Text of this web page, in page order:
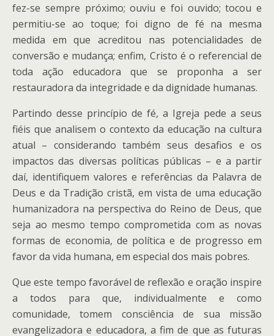
fez-se sempre próximo; ouviu e foi ouvido; tocou e
permitiu-se ao toque; foi digno de fé na mesma
medida em que acreditou nas potencialidades de
conversão e mudança; enfim, Cristo é o referencial de
toda ação educadora que se proponha a ser
restauradora da integridade e da dignidade humanas.
Partindo desse princípio de fé, a Igreja pede a seus
fiéis que analisem o contexto da educação na cultura
atual – considerando também seus desafios e os
impactos das diversas políticas públicas – e a partir
daí, identifiquem valores e referências da Palavra de
Deus e da Tradição cristã, em vista de uma educação
humanizadora na perspectiva do Reino de Deus, que
seja ao mesmo tempo comprometida com as novas
formas de economia, de política e de progresso em
favor da vida humana, em especial dos mais pobres.
Que este tempo favorável de reflexão e oração inspire
a todos para que, individualmente e como
comunidade, tomem consciência de sua missão
evangelizadora e educadora, a fim de que as futuras